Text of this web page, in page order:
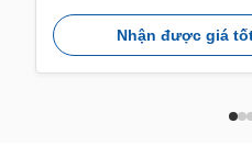
Các biến thể công
Phạm vi nhiệt độ lưu trữ:-40-
hiệu suất máy tính - Nếu
Nhận được giá